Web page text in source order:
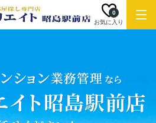
お気に入り
0